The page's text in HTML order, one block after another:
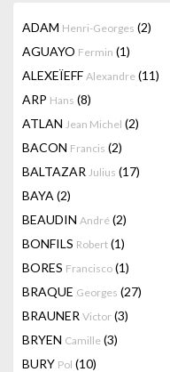
ADAM Henri-Georges (2)
AGUAYO Fermin (1)
ALEXEÏEFF Alexandre (11)
ARP Hans (8)
ATLAN Jean Michel (2)
BACON Francis (2)
BALTAZAR Julius (17)
BAYA (2)
BEAUDIN André (2)
BONFILS Robert (1)
BORES Francisco (1)
BRAQUE Georges (27)
BRAUNER Victor (3)
BRYEN Camille (3)
BURY Pol (10)